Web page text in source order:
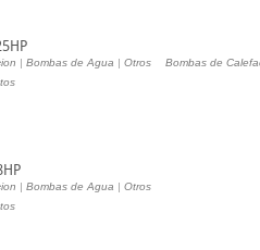
| Bombas de Agua | Otros
Bombas de
| Bombas de Agua | Otros